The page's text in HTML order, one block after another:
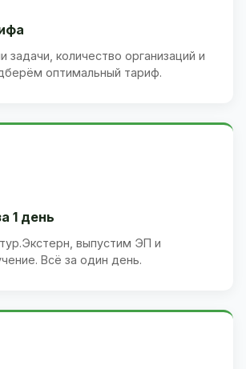
задачи, количество организаций и
оптимальный тариф.
1 день
выпустим ЭП и
Всё за один день.